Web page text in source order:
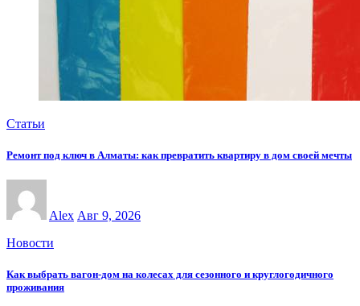
Статьи
Ремонт под ключ в Алматы: как превратить квартиру в дом своей мечты
Alex Авг 9, 2026
Новости
Как выбрать вагон-дом на колесах для сезонного и круглогодичного
проживания